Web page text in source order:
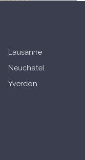
Lausanne
Neuchatel
Yverdon